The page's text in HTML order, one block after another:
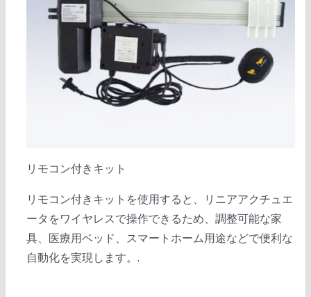
リモコン付きキット
リモコン付きキットを使用すると、リニアアクチュエ
ータをワイヤレスで操作できるため、調整可能な家
具、医療用ベッド、スマートホーム用途などで便利な
自動化を実現します。.